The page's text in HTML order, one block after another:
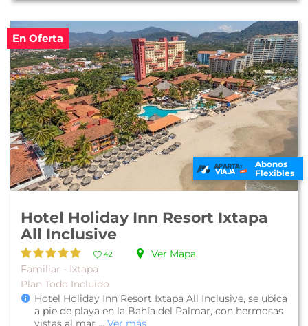
En Oferta
Abonos
Flexibles
Hotel Holiday Inn Resort Ixtapa
All Inclusive
42
Ver Mapa
Familiar - Ixtapa
Plan Todo Incluido
Hotel Holiday Inn Resort Ixtapa All Inclusive, se ubica
a pie de playa en la Bahía del Palmar, con hermosas
vistas al mar ... Ver más